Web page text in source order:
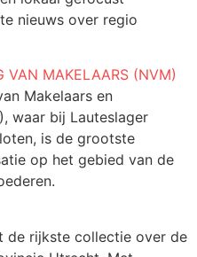
nieuws over regio
VAN MAKELAARS (NVM)
Makelaars en
waar bij Lauteslager
is de grootste
op het gebied van de
de rijkste collectie over de